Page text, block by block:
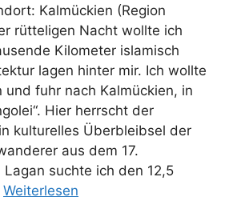
Kalmückien (Region
rütteligen Nacht wollte ich
Kilometer islamisch
lagen hinter mir. Ich wollte
und fuhr nach Kalmückien, in
Hier herrscht der
kulturelles Überbleibsel der
aus dem 17.
suchte ich den 12,5
Weiterlesen